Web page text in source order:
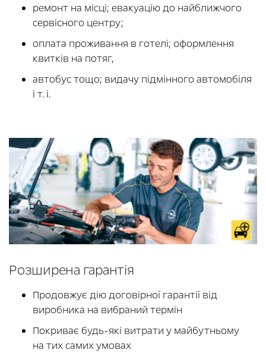
ремонт на місці; евакуацію до найближчого
сервісного центру;
оплата проживання в готелі; оформлення
квитків на потяг,
автобус тощо; видачу підмінного автомобіля
і т. і.
Розширена гарантія
Продовжує дію договірної гарантії від
виробника на вибраний термін
Покриває будь-які витрати у майбутньому
на тих самих умовах